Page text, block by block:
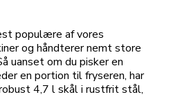
populære af vores
og håndterer nemt store
uanset om du pisker en
en portion til fryseren, har
4,7 l skål i rustfrit stål,